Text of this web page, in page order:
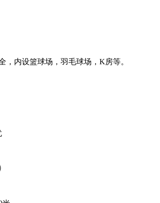
，内设篮球场，羽毛球场，K房等。